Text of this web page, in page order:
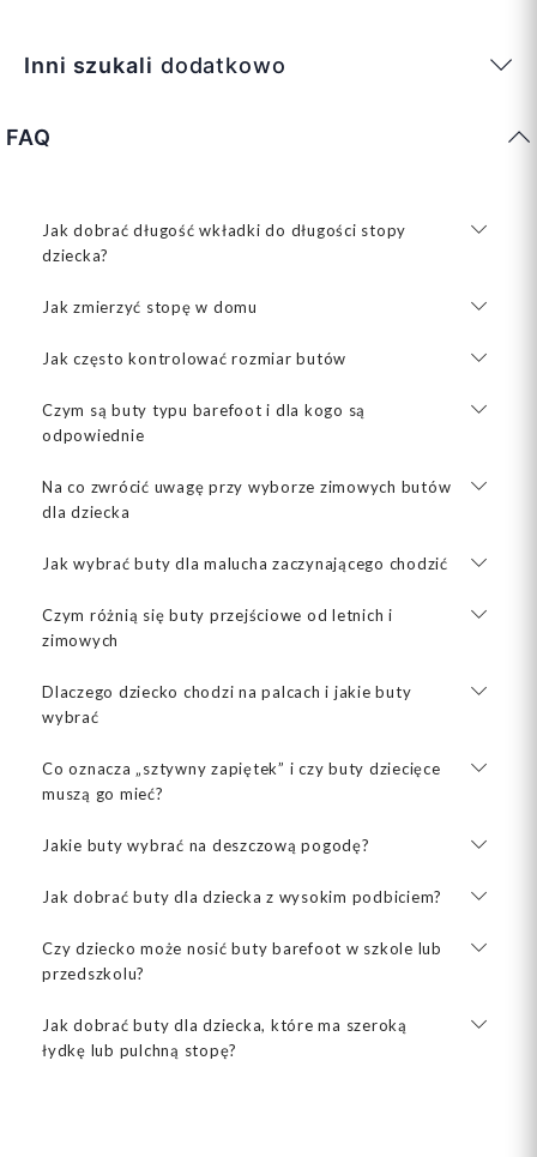
Inni szukali dodatkowo
FAQ
Jak dobrać długość wkładki do długości stopy
dziecka?
Jak zmierzyć stopę w domu
Jak często kontrolować rozmiar butów
Czym są buty typu barefoot i dla kogo są
odpowiednie
Na co zwrócić uwagę przy wyborze zimowych butów
dla dziecka
Jak wybrać buty dla malucha zaczynającego chodzić
Czym różnią się buty przejściowe od letnich i
zimowych
Dlaczego dziecko chodzi na palcach i jakie buty
wybrać
Co oznacza „sztywny zapiętek” i czy buty dziecięce
muszą go mieć?
Jakie buty wybrać na deszczową pogodę?
Jak dobrać buty dla dziecka z wysokim podbiciem?
Czy dziecko może nosić buty barefoot w szkole lub
przedszkolu?
Jak dobrać buty dla dziecka, które ma szeroką
łydkę lub pulchną stopę?